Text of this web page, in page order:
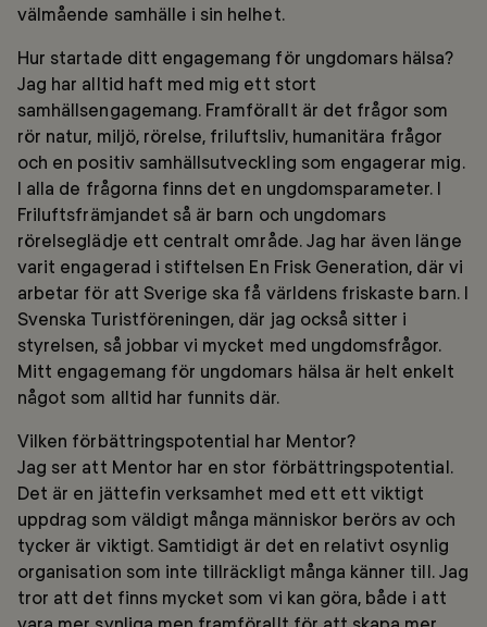
välmående samhälle i sin helhet.
Hur startade ditt engagemang för ungdomars hälsa?
Jag har alltid haft med mig ett stort
samhällsengagemang. Framförallt är det frågor som
rör natur, miljö, rörelse, friluftsliv, humanitära frågor
och en positiv samhällsutveckling som engagerar mig.
I alla de frågorna finns det en ungdomsparameter. I
Friluftsfrämjandet så är barn och ungdomars
rörelseglädje ett centralt område. Jag har även länge
varit engagerad i stiftelsen En Frisk Generation, där vi
arbetar för att Sverige ska få världens friskaste barn. I
Svenska Turistföreningen, där jag också sitter i
styrelsen, så jobbar vi mycket med ungdomsfrågor.
Mitt engagemang för ungdomars hälsa är helt enkelt
något som alltid har funnits där.
Vilken förbättringspotential har Mentor?
Jag ser att Mentor har en stor förbättringspotential.
Det är en jättefin verksamhet med ett ett viktigt
uppdrag som väldigt många människor berörs av och
tycker är viktigt. Samtidigt är det en relativt osynlig
organisation som inte tillräckligt många känner till. Jag
tror att det finns mycket som vi kan göra, både i att